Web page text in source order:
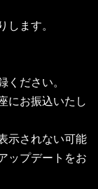
ます。
ださい。
にお振込いたし
示されない可能
ップデートをお